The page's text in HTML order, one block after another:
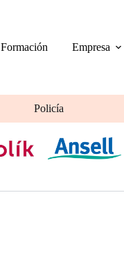
Formación Empresa
Policía